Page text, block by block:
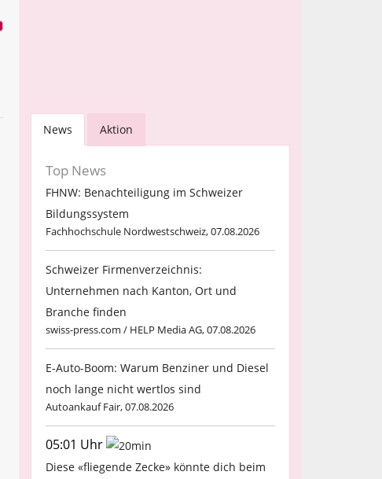
News Aktion
Top News
FHNW: Benachteiligung im Schweizer
Bildungssystem
Fachhochschule Nordwestschweiz, 07.08.2026
Schweizer Firmenverzeichnis:
Unternehmen nach Kanton, Ort und
Branche finden
swiss-press.com / HELP Media AG, 07.08.2026
E-Auto-Boom: Warum Benziner und Diesel
noch lange nicht wertlos sind
Autoankauf Fair, 07.08.2026
05:01 Uhr
Diese «fliegende Zecke» könnte dich beim